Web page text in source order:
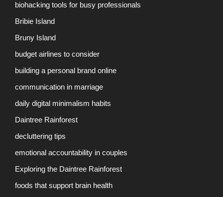
biohacking tools for busy professionals
Bribie Island
Bruny Island
budget airlines to consider
building a personal brand online
communication in marriage
daily digital minimalism habits
Daintree Rainforest
decluttering tips
emotional accountability in couples
Exploring the Daintree Rainforest
foods that support brain health